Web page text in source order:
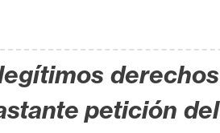
derechos
petición del